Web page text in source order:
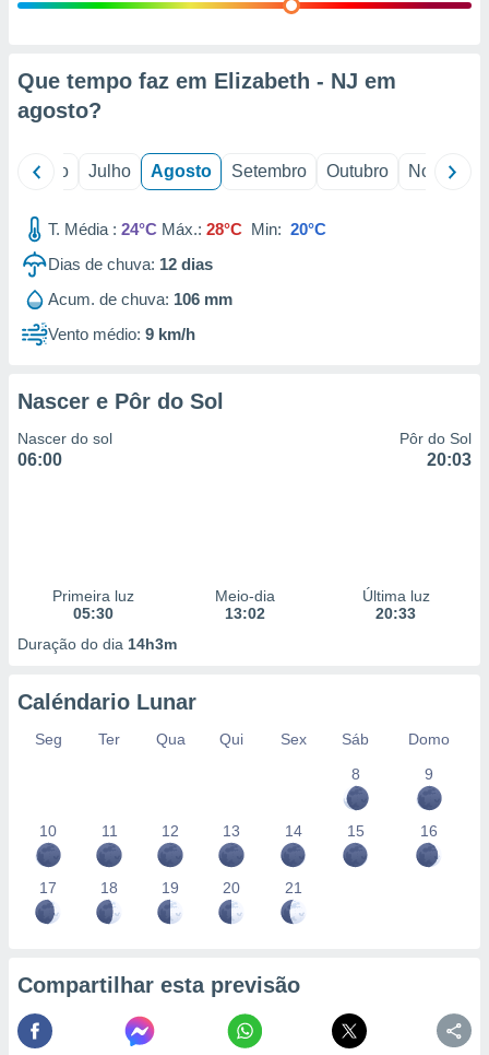
através
estudos
1199
Que tempo faz em Elizabeth - NJ em
agosto?
Junho Julho Agosto Setembro Outubro Novembro
T. Média : 24°C Máx.: 28°C Min: 20°C
Dias de chuva: 12 dias
Acum. de chuva: 106 mm
Vento médio: 9 km/h
Nascer e Pôr do Sol
Nascer do sol
06:00
Pôr do Sol
20:03
Primeira luz
05:30
Meio-dia
13:02
Última luz
20:33
Duração do dia 14h3m
Caléndario Lunar
Seg Ter Qua Qui Sex Sáb
Domo
8
9
10 11 12 13 14 15 16
17 18 19 20 21
Compartilhar esta previsão